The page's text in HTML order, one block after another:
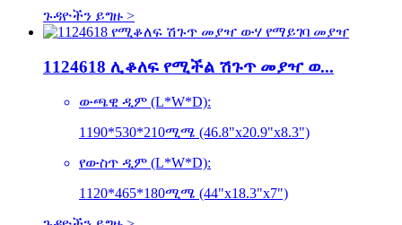
ጉዳዮችን ይግዙ >
1124618 ሊቆለፍ የሚችል ሽጉጥ መያዣ ወ...
ውጫዊ ዲም (L*W*D):
1190*530*210ሚሜ (46.8"x20.9"x8.3")
የውስጥ ዲም (L*W*D):
1120*465*180ሚሜ (44"x18.3"x7")